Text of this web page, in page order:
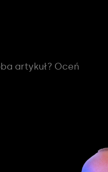
artykuł? Oceń